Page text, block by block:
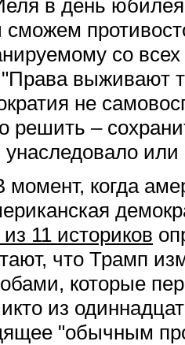
в день
со
выживают
не
решить –
или
момент, когда
из 11 историков
что Трамп
которые
из
"обычным